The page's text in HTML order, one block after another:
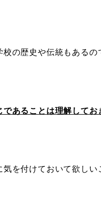
の歴史や伝統もある
あることは理解してお
を付けておいて欲しい